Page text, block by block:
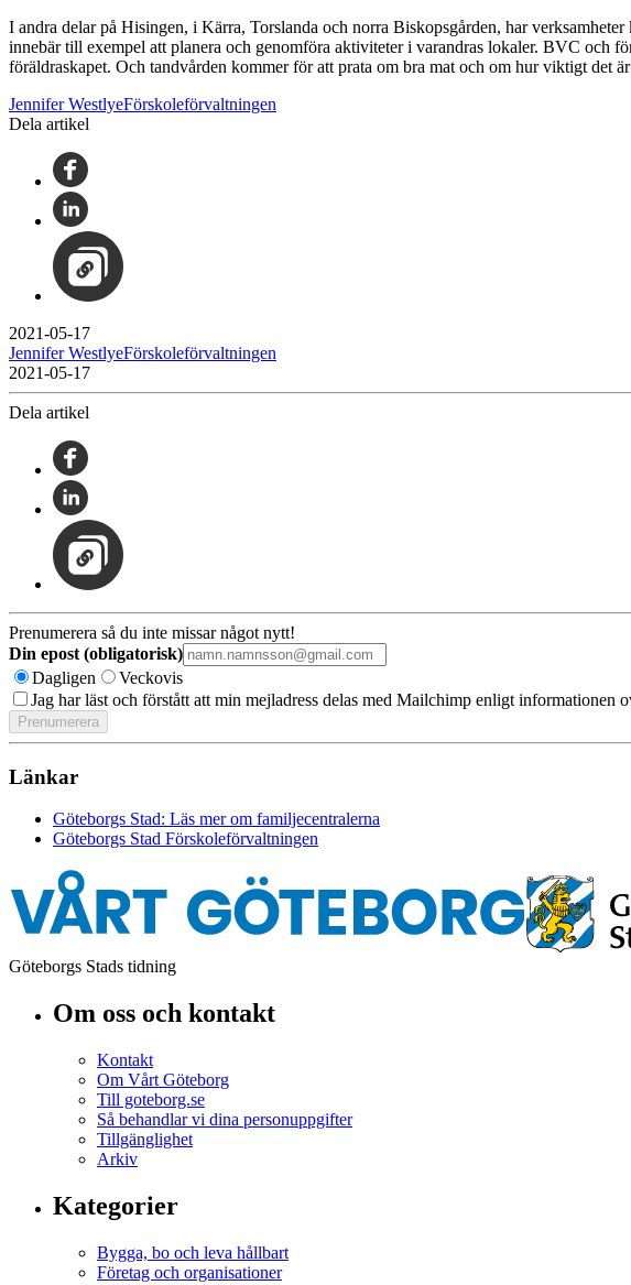
I andra delar på Hisingen, i Kärra, Torslanda och norra Biskopsgården, har
innebär till exempel att planera och genomföra aktiviteter i varandras lokaler. BVC och
föräldraskapet. Och tandvården kommer för att prata om bra mat och om hur viktigt det
Jennifer WestlyeFörskoleförvaltningen
Dela artikel
2021-05-17
Jennifer WestlyeFörskoleförvaltningen
2021-05-17
Dela artikel
Prenumerera så du inte missar något nytt!
Din epost (obligatorisk)
Dagligen
Veckovis
Jag har läst och förstått att min mejladress delas med Mailchimp enligt informationen
Länkar
Göteborgs Stad: Läs mer om familjecentralerna
Göteborgs Stad Förskoleförvaltningen
Göteborgs Stads tidning
Om oss och kontakt
Kontakt
Om Vårt Göteborg
Till goteborg.se
Så behandlar vi dina personuppgifter
Tillgänglighet
Arkiv
Kategorier
Bygga, bo och leva hållbart
Företag och organisationer